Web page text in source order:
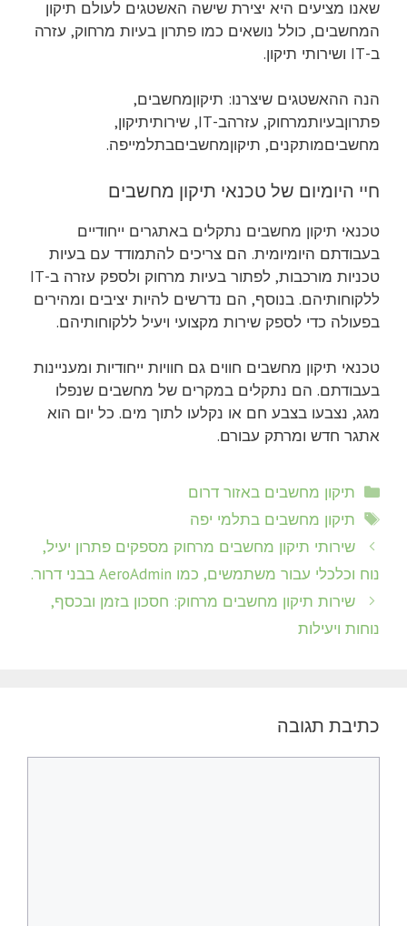
שאנו מציעים היא יצירת שישה האשטגים לעולם תיקון
המחשבים, כולל נושאים כמו פתרון בעיות מרחוק, עזרה
ב-IT ושירותי תיקון.
הנה ההאשטגים שיצרנו: תיקוןמחשבים,
פתרוןבעיותמרחוק, עזרהב-IT, שירותיתיקון,
מחשביםמותקנים, תיקוןמחשביםבתלמייפה.
חיי היומיום של טכנאי תיקון מחשבים
טכנאי תיקון מחשבים נתקלים באתגרים ייחודיים
בעבודתם היומיומית. הם צריכים להתמודד עם בעיות
טכניות מורכבות, לפתור בעיות מרחוק ולספק עזרה ב-IT
ללקוחותיהם. בנוסף, הם נדרשים להיות יציבים ומהירים
בפעולה כדי לספק שירות מקצועי ויעיל ללקוחותיהם.
טכנאי תיקון מחשבים חווים גם חוויות ייחודיות ומעניינות
בעבודתם. הם נתקלים במקרים של מחשבים שנפלו
מגג, נצבעו בצבע חם או נקלעו לתוך מים. כל יום הוא
אתגר חדש ומרתק עבורם.
קטגוריות
תיקון מחשבים באזור דרום
תגיות
תיקון מחשבים בתלמי יפה
שירותי תיקון מחשבים מרחוק מספקים פתרון יעיל,
נוח וכלכלי עבור משתמשים, כמו AeroAdmin בבני דרור.
שירות תיקון מחשבים מרחוק: חסכון בזמן ובכסף,
נוחות ויעילות
כתיבת תגובה